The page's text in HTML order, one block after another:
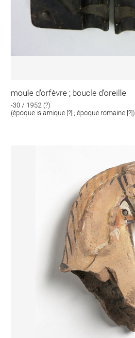
moule d'orfèvre ; boucle d'oreille
-30 / 1952 (?)
(époque islamique [?] ; époque romaine [?])